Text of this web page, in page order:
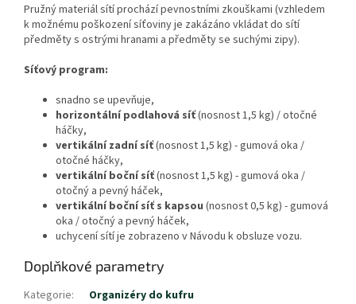
Pružný materiál sítí prochází pevnostními zkouškami (vzhledem
k možnému poškození síťoviny je zakázáno vkládat do sítí
předměty s ostrými hranami a předměty se suchými zipy).
Síťový program:
snadno se upevňuje,
horizontální podlahová síť(nosnost 1,5 kg) / otočné
háčky,
vertikální zadní síť(nosnost 1,5 kg) - gumová oka /
otočné háčky,
vertikální boční síť(nosnost 1,5 kg) - gumová oka /
otočný a pevný háček,
vertikální boční síť s kapsou (nosnost 0,5 kg) - gumová
oka / otočný a pevný háček,
uchycení sítí je zobrazeno v Návodu k obsluze vozu.
Doplňkové parametry
Kategorie:
Organizéry do kufru